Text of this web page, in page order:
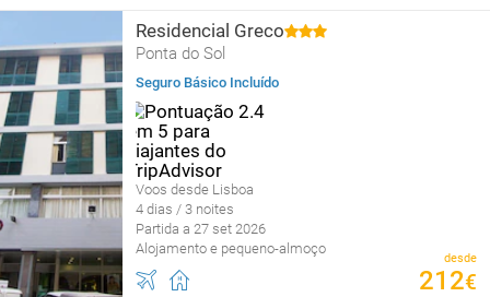
Residencial Greco
Ponta do Sol
Seguro Básico Incluído
Voos desde Lisboa
4 dias / 3 noites
Partida a 27 set 2026
Alojamento e pequeno-almoço
desde
212€